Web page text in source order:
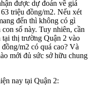
được dự đoán về giá
triệu đồng/m2. Nếu xét
đến thì không có gì
số này. Tuy nhiên, cần
tại thị trường Quận 2 vào
m2 có quá cao? Và
mới đủ sức sở hữu chung
nay tại Quận 2: